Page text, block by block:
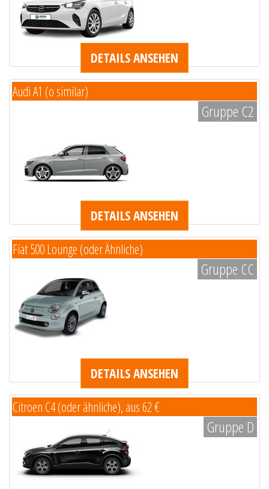
DETAILS ANSEHEN
Audi A1 (o similar)
Gruppe C2
DETAILS ANSEHEN
Fiat 500 Lounge (oder Ähnliche)
Gruppe CC
DETAILS ANSEHEN
Citroen C4 (oder ähnliche), aus 62 €
Gruppe D